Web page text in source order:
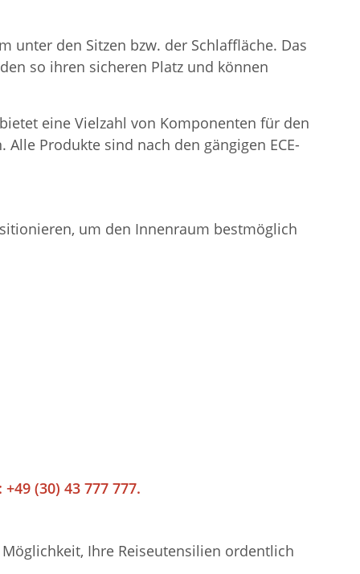
unter den Sitzen bzw. der Schlaffläche. Das
so ihren sicheren Platz und können
eine Vielzahl von Komponenten für den
Produkte sind nach den gängigen ECE-
um den Innenraum bestmöglich
(30) 43 777 777.
Ihre Reiseutensilien ordentlich